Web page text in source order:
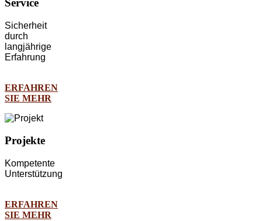
Service
Sicherheit
durch
langjährige
Erfahrung
ERFAHREN
SIE MEHR
Projekte
Kompetente
Unterstützung
ERFAHREN
SIE MEHR